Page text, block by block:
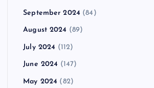
September 2024 (84)
August 2024 (89)
July 2024 (112)
June 2024 (147)
May 2024 (82)